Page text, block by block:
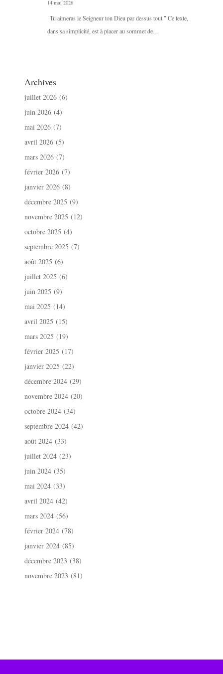
14 mai 2026
"Tu aimeras le Seigneur ton Dieu par dessus tout." Ce texte,
dans sa simplicité, est à placer au sommet de…
Archives
juillet 2026 (6)
juin 2026 (4)
mai 2026 (7)
avril 2026 (5)
mars 2026 (7)
février 2026 (7)
janvier 2026 (8)
décembre 2025 (9)
novembre 2025 (12)
octobre 2025 (4)
septembre 2025 (7)
août 2025 (6)
juillet 2025 (6)
juin 2025 (9)
mai 2025 (14)
avril 2025 (15)
mars 2025 (19)
février 2025 (17)
janvier 2025 (22)
décembre 2024 (29)
novembre 2024 (20)
octobre 2024 (34)
septembre 2024 (42)
août 2024 (33)
juillet 2024 (23)
juin 2024 (35)
mai 2024 (33)
avril 2024 (42)
mars 2024 (56)
février 2024 (78)
janvier 2024 (85)
décembre 2023 (38)
novembre 2023 (81)